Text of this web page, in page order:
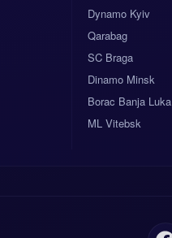
Dynamo Kyiv
Qarabag
SC Braga
Dinamo Minsk
Borac Banja Luka
ML Vitebsk